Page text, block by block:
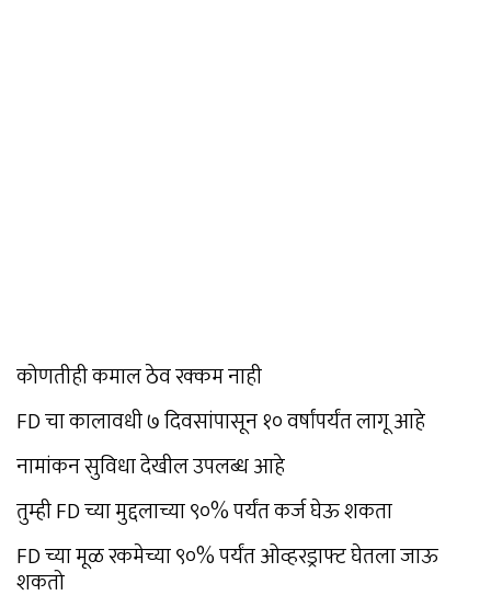
कोणतीही कमाल ठेव रक्कम नाही
FD चा कालावधी ७ दिवसांपासून १० वर्षांपर्यंत लागू आहे
नामांकन सुविधा देखील उपलब्ध आहे
तुम्ही FD च्या मुद्दलाच्या ९०% पर्यंत कर्ज घेऊ शकता
FD च्या मूळ रकमेच्या ९०% पर्यंत ओव्हरड्राफ्ट घेतला जाऊ
शकतो